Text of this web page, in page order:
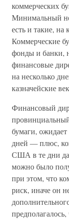
коммерческих
Минимальный
есть и такие, на
Коммерческие
фонды и банки,
финансовые
на несколько
казначейские
Финансовый
бумаги, ожидает
дней — плюс,
США в те дни
можно было
при этом, что
риск, иначе он